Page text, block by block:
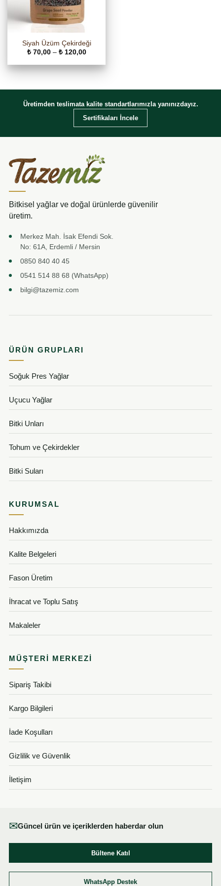
Siyah Üzüm Çekirdeği
₺70,00 – ₺120,00Fiyat
₺ 70,00
-
Üretimden teslimata kalite standartlarımızla yanınızdayız.
Sertifikaları İncele
Bitkisel yağlar ve doğal ürünlerde güvenilir
üretim.
Merkez Mah. İsak Efendi Sok.
No: 61A, Erdemli / Mersin
0850 840 40 45
0541 514 88 68 (WhatsApp)
bilgi@tazemiz.com
ÜRÜN GRUPLARI
Soğuk Pres Yağlar
Uçucu Yağlar
Bitki Unları
Tohum ve Çekirdekler
Bitki Suları
KURUMSAL
Hakkımızda
Kalite Belgeleri
Fason Üretim
İhracat ve Toplu Satış
Makaleler
MÜŞTERI MERKEZI
Sipariş Takibi
Kargo Bilgileri
İade Koşulları
Gizlilik ve Güvenlik
İletişim
✉Güncel ürün ve içeriklerden haberdar olun
Bültene Katıl
WhatsApp Destek